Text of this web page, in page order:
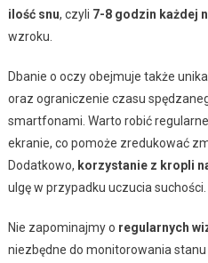
ilość snu, czyli 7-8 godzin każdej
wzroku.
Dbanie o oczy obejmuje także
oraz ograniczenie czasu
smartfonami. Warto robić
ekranie, co pomoże zredukować
Dodatkowo, korzystanie z kropli
ulgę w przypadku uczucia suchości.
Nie zapominajmy o regularnych
niezbędne do monitorowania